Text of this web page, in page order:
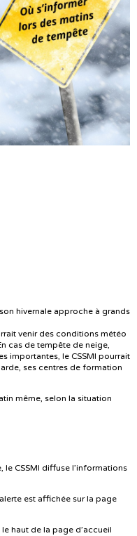
hivernale approche à grands
venir des conditions météo
cas de tempête de neige,
importantes, le CSSMI pourrait
ses centres de formation
même, selon la situation
le CSSMI diffuse l’informations
est affichée sur la page
haut de la page d’accueil